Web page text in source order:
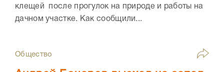
клещей после прогулок на природе и работы на
дачном участке. Как сообщили...
Общество